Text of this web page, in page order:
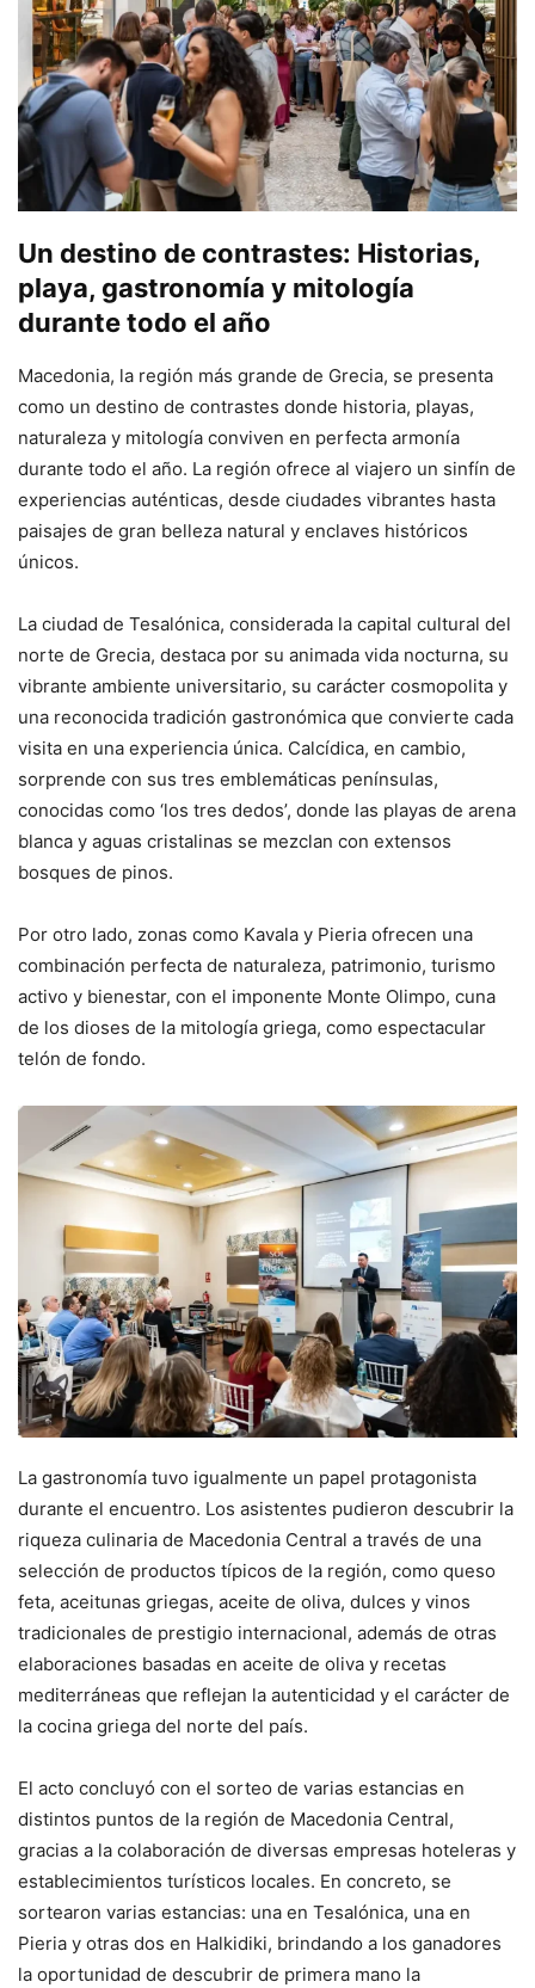
Un destino de contrastes: Historias,
playa, gastronomía y mitología
durante todo el año
Macedonia, la región más grande de Grecia, se presenta
como un destino de contrastes donde historia, playas,
naturaleza y mitología conviven en perfecta armonía
durante todo el año. La región ofrece al viajero un sinfín de
experiencias auténticas, desde ciudades vibrantes hasta
paisajes de gran belleza natural y enclaves históricos
únicos.
La ciudad de Tesalónica, considerada la capital cultural del
norte de Grecia, destaca por su animada vida nocturna, su
vibrante ambiente universitario, su carácter cosmopolita y
una reconocida tradición gastronómica que convierte cada
visita en una experiencia única. Calcídica, en cambio,
sorprende con sus tres emblemáticas penínsulas,
conocidas como ‘los tres dedos’, donde las playas de arena
blanca y aguas cristalinas se mezclan con extensos
bosques de pinos.
Por otro lado, zonas como Kavala y Pieria ofrecen una
combinación perfecta de naturaleza, patrimonio, turismo
activo y bienestar, con el imponente Monte Olimpo, cuna
de los dioses de la mitología griega, como espectacular
telón de fondo.
La gastronomía tuvo igualmente un papel protagonista
durante el encuentro. Los asistentes pudieron descubrir la
riqueza culinaria de Macedonia Central a través de una
selección de productos típicos de la región, como queso
feta, aceitunas griegas, aceite de oliva, dulces y vinos
tradicionales de prestigio internacional, además de otras
elaboraciones basadas en aceite de oliva y recetas
mediterráneas que reflejan la autenticidad y el carácter de
la cocina griega del norte del país.
El acto concluyó con el sorteo de varias estancias en
distintos puntos de la región de Macedonia Central,
gracias a la colaboración de diversas empresas hoteleras y
establecimientos turísticos locales. En concreto, se
sortearon varias estancias: una en Tesalónica, una en
Pieria y otras dos en Halkidiki, brindando a los ganadores
la oportunidad de descubrir de primera mano la